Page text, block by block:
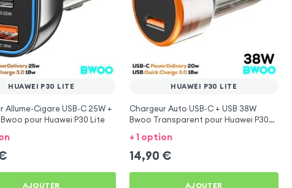
HUAWEI P30 LITE
Allume-Cigare USB-C 25W +
Bwoo pour Huawei P30 Lite
AJOUTER
HUAWEI P30 LITE
Chargeur Auto USB-C + USB 38W
Bwoo Transparent pour Huawei P30
+ 1 option
14,90 €
AJOUTER